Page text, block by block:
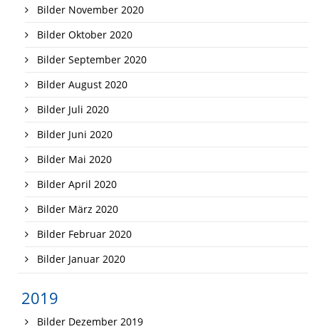
Bilder November 2020
Bilder Oktober 2020
Bilder September 2020
Bilder August 2020
Bilder Juli 2020
Bilder Juni 2020
Bilder Mai 2020
Bilder April 2020
Bilder März 2020
Bilder Februar 2020
Bilder Januar 2020
2019
Bilder Dezember 2019